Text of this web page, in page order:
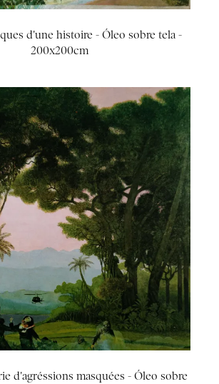
d'une histoire - Óleo sobre tela -
200x200cm
d'agréssions masquées - Óleo sobre